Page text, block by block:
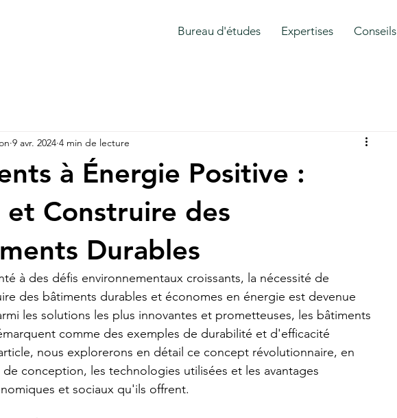
Bureau d'études Expertises Conseils
à Énergie Positive :
et Construire des
Durables
9 avr. 2024 4 min de lecture
à des défis environnementaux croissants, la nécessité de
des bâtiments durables et économes en énergie est devenue
les solutions les plus innovantes et prometteuses, les bâtiments
comme des exemples de durabilité et d'efficacité
nous explorerons en détail ce concept révolutionnaire, en
conception, les technologies utilisées et les avantages
et sociaux qu'ils offrent.